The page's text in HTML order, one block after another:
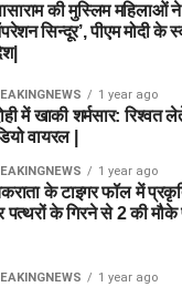
की मुस्लिम महिलाओं
सिन्दूर’, पीएम मोदी के
1 year ago
में खाकी शर्मसार: रिश्वत
वायरल |
1 year ago
के टाइगर फॉल में
पत्थरों के गिरने से 2 की मौके
1 year ago